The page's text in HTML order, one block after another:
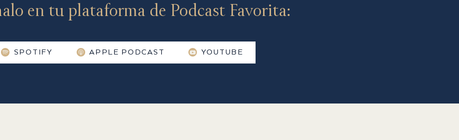
en tu plataforma de Podcast Favorita:
SPOTIFY APPLE PODCAST YOUTUBE